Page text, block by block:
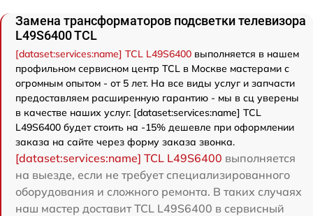
Замена трансформаторов подсветки телевизора
L49S6400 TCL
[dataset:services:name] TCL L49S6400 выполняется в нашем
профильном сервисном центр TCL в Москве мастерами с
огромным опытом - от 5 лет. На все виды услуг и запчасти
предоставляем расширенную гарантию - мы в сц уверены
в качестве наших услуг. [dataset:services:name] TCL
L49S6400 будет стоить на -15% дешевле при оформлении
заказа на сайте через форму заказа звонка.
[dataset:services:name] TCL L49S6400 выполняется
на выезде, если не требует специализированного
оборудования и сложного ремонта. В таких случаях
наш мастер доставит TCL L49S6400 в сервисный